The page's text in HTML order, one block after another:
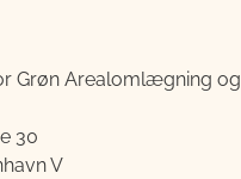
Grøn Arealomlægning og
30
V